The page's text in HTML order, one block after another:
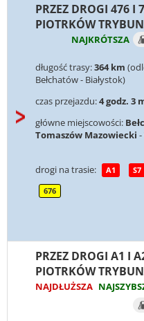
PRZEZ DROGI 476 I
PIOTRKÓW
NAJKRÓTSZA
długość trasy:364 km
Bełchatów - Białystok)
czas przejazdu:4 godz. 3
główne miejscowości:
Tomaszów Mazowiecki -
drogi na trasie: A1 S7
676
PRZEZ DROGI A1 I
PIOTRKÓW
NAJDŁUŻSZA